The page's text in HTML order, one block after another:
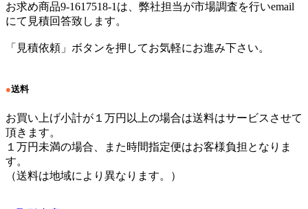
お求め商品9-1617518-1は、弊社担当が市場調査を行いemail
にて見積回答致します。
「見積依頼」ボタンを押してお気軽にお進み下さい。
●送料
お買い上げ小計が１万円以上の場合は送料はサービスさせて
頂きます。
１万円未満の場合、また時間指定便はお客様負担となりま
す。
（送料は地域により異なります。）